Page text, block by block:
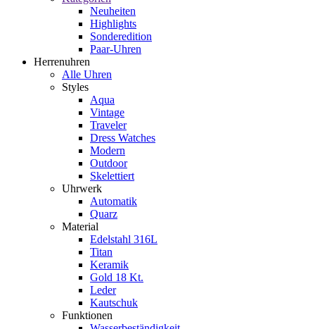
Neuheiten
Highlights
Sonderedition
Paar-Uhren
Herrenuhren
Alle Uhren
Styles
Aqua
Vintage
Traveler
Dress Watches
Modern
Outdoor
Skelettiert
Uhrwerk
Automatik
Quarz
Material
Edelstahl 316L
Titan
Keramik
Gold 18 Kt.
Leder
Kautschuk
Funktionen